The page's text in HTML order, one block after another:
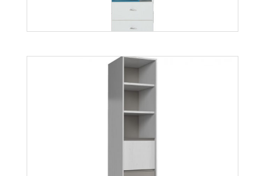
Mobi MO6